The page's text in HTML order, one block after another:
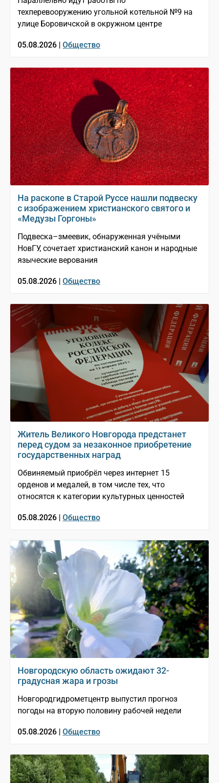
техперевооружению угольной котельной №9 на
улице Боровичской в окружном центре
05.08.2026 | Общество
На раскопе в Старой Руссе нашли подвеску
с изображением христианского святого и
«Медузы Горгоны»
Подвеска–змеевик, обнаруженная учёными
НовГУ, сочетает христианский канон и народные
языческие верования
05.08.2026 | Общество
Житель Великого Новгорода предстанет
перед судом за незаконное приобретение
государственных наград
Обвиняемый приобрёл через интернет 15
орденов и медалей, в том числе тех, что
относятся к категории культурных ценностей
05.08.2026 | Общество
Новгородскую область ожидают 32-
градусная жара и грозы
Новгородгидрометцентр выпустил прогноз
погоды на вторую половину рабочей недели
05.08.2026 | Общество